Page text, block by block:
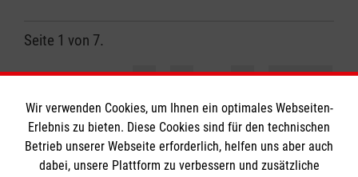
Seite 1 von 7.
1
2 3 … 7 nächste
Wir verwenden Cookies, um Ihnen ein optimales Webseiten-
Erlebnis zu bieten. Diese Cookies sind für den technischen
Betrieb unserer Webseite erforderlich, helfen uns aber auch
dabei, unsere Plattform zu verbessern und zusätzliche